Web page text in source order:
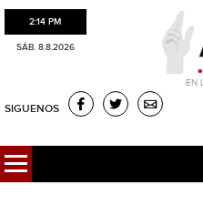
2:14 PM
SÁB. 8.8.2026
SIGUENOS